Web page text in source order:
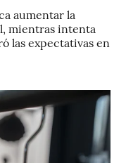
aumentar la
mientras intenta
las expectativas en